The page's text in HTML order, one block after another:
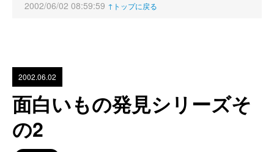
2002/06/02 08:59:59 ↑トップに戻る
2002.06.02
面白いもの発見シリーズそ
の2